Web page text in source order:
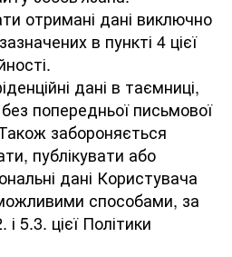
отримані дані виключно
в пункті 4 цієї
дані в таємниці,
попередньої письмової
забороняється
публікувати або
дані Користувача
способами, за
5.3. цієї Політики